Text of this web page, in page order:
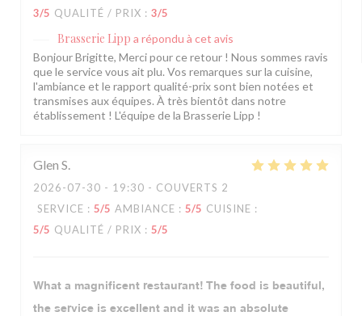
3/5 QUALITÉ / PRIX : 3/5
Brasserie Lipp a répondu à cet avis
Bonjour Brigitte, Merci pour ce retour ! Nous sommes ravis
que le service vous ait plu. Vos remarques sur la cuisine,
l'ambiance et le rapport qualité-prix sont bien notées et
transmises aux équipes. À très bientôt dans notre
établissement ! L'équipe de la Brasserie Lipp !
Glen S
2026-07-30 - 19:30 - COUVERTS 2
SERVICE : 5/5 AMBIANCE : 5/5 CUISINE :
5/5 QUALITÉ / PRIX : 5/5
What a magnificent restaurant! The food is beautiful,
the service is excellent and it was an absolute